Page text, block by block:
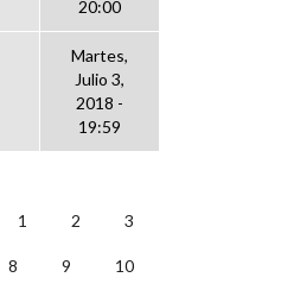
20:00
Martes,
Julio 3,
2018 -
19:59
1 2 3
8 9 10